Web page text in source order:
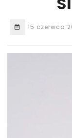
15 czerwca